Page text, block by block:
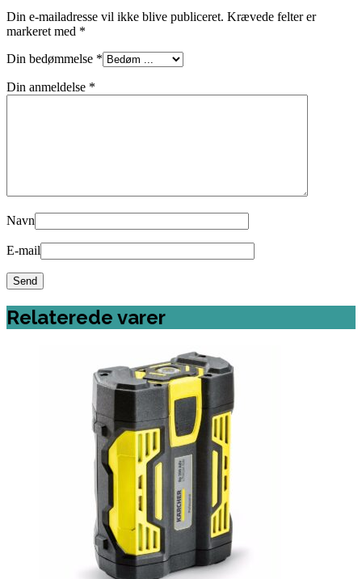
Din e-mailadresse vil ikke blive publiceret. Krævede felter er
markeret med *
Din bedømmelse *
Din anmeldelse *
Navn
E-mail
Relaterede varer